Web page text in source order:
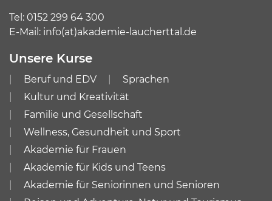
Tel: 0152 299 64 300
E-Mail: info(at)akademie-laucherttal.de
Unsere Kurse
Beruf und EDV
Sprachen
Kultur und Kreativität
Familie und Gesellschaft
Wellness, Gesundheit und Sport
Akademie für Frauen
Akademie für Kids und Teens
Akademie für Seniorinnen und Senioren